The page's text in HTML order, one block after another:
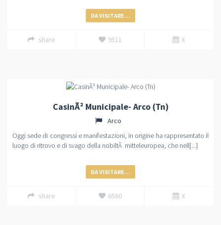
DA VISITARE...
share 9511 X
CasinÃ² Municipale- Arco (Tn)
Arco
Oggi sede di congressi e manifestazioni, in origine ha rappresentato il
luogo di ritrovo e di svago della nobiltÃ mitteleuropea, che nell[...]
DA VISITARE...
share 6560 X